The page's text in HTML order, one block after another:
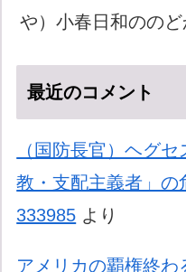
や）小春日和のの
最近のコメント
（国防長官）ヘグ
教・支配主義者」の
333985 より
アメリカの覇権終わ